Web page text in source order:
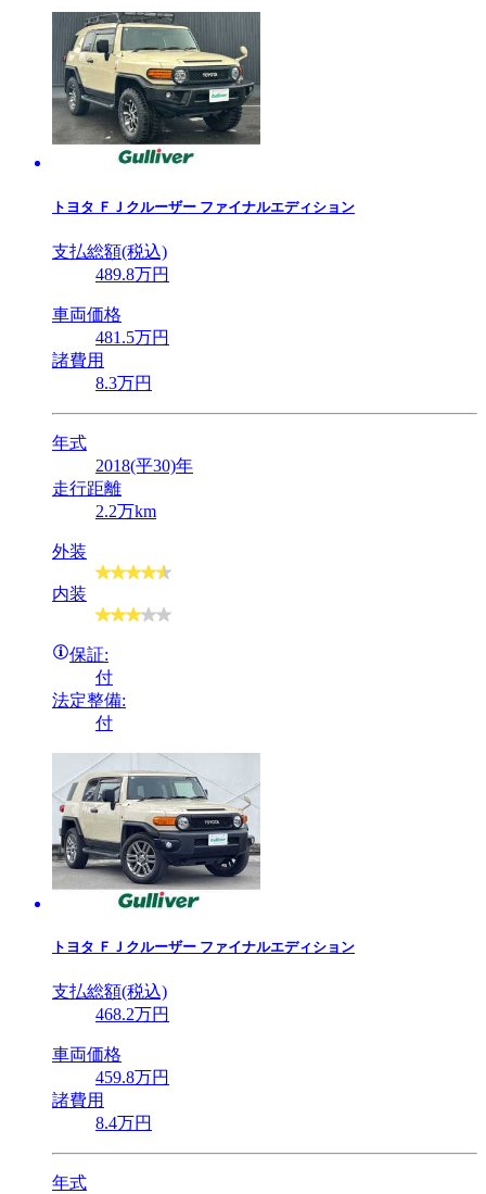
トヨタ ＦＪクルーザー ファイナルエディション
支払総額(税込)
489.8万円
車両価格
481 .5万円
諸費用
8.3万円
年式
2018(平30)年
走行距離
2.2万km
外装
内装
保証:
付
法定整備:
付
トヨタ ＦＪクルーザー ファイナルエディション
支払総額(税込)
468.2万円
車両価格
459.8万円
諸費用
8.4万円
年式